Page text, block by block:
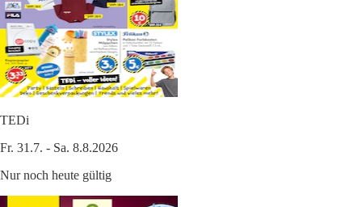
TEDi
Fr. 31.7. - Sa. 8.8.2026
Nur noch heute gültig